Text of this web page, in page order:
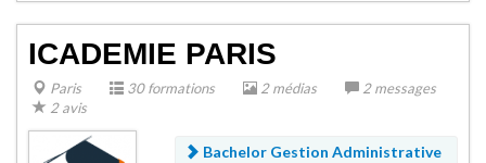
ICADEMIE PARIS
Paris 30 formations 2 médias
2 messages
2 avis
Bachelor Gestion Administrative